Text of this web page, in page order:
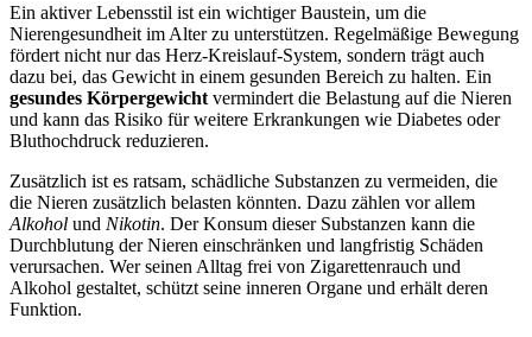
Ein aktiver Lebensstil ist ein wichtiger Baustein, um die
Nierengesundheit im Alter zu unterstützen. Regelmäßige Bewegung
fördert nicht nur das Herz-Kreislauf-System, sondern trägt auch
dazu bei, das Gewicht in einem gesunden Bereich zu halten. Ein
gesundes Körpergewicht vermindert die Belastung auf die Nieren
und kann das Risiko für weitere Erkrankungen wie Diabetes oder
Bluthochdruck reduzieren.
Zusätzlich ist es ratsam, schädliche Substanzen zu vermeiden, die
die Nieren zusätzlich belasten könnten. Dazu zählen vor allem
Alkohol und Nikotin. Der Konsum dieser Substanzen kann die
Durchblutung der Nieren einschränken und langfristig Schäden
verursachen. Wer seinen Alltag frei von Zigarettenrauch und
Alkohol gestaltet, schützt seine inneren Organe und erhält deren
Funktion.